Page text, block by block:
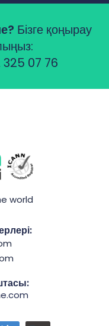
Бізге қоңырау
07 76
world